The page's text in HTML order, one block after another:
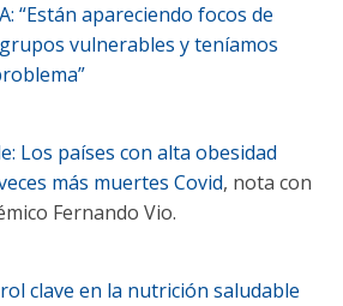
“Están apareciendo focos de
vulnerables y teníamos
Los países con alta obesidad
más muertes Covid, nota con
Fernando Vio.
clave en la nutrición saludable